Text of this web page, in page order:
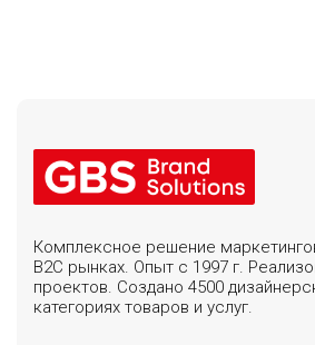
Комплексное решение
B2C рынках. Опыт с 1997 г.
проектов. Создано 4500
категориях товаров и услуг.